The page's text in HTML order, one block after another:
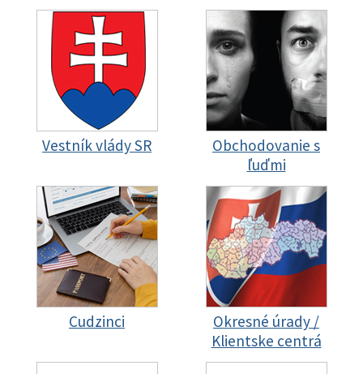
Vestník vlády SR
Obchodovanie s
ľuďmi
Cudzinci
Okresné úrady /
Klientske centrá